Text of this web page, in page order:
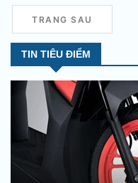
TRANG SAU
TIN TIÊU ĐIỂM